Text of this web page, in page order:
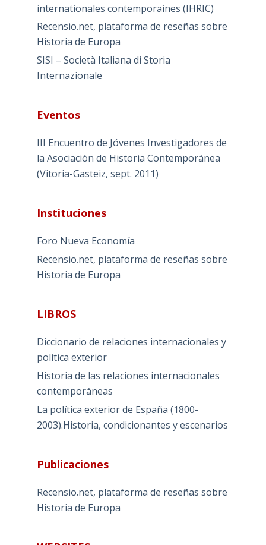
internationales contemporaines (IHRIC)
Recensio.net, plataforma de reseñas sobre
Historia de Europa
SISI – Società Italiana di Storia
Internazionale
Eventos
III Encuentro de Jóvenes Investigadores de
la Asociación de Historia Contemporánea
(Vitoria-Gasteiz, sept. 2011)
Instituciones
Foro Nueva Economía
Recensio.net, plataforma de reseñas sobre
Historia de Europa
LIBROS
Diccionario de relaciones internacionales y
política exterior
Historia de las relaciones internacionales
contemporáneas
La política exterior de España (1800-
2003).Historia, condicionantes y escenarios
Publicaciones
Recensio.net, plataforma de reseñas sobre
Historia de Europa